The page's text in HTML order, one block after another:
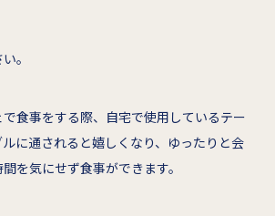
。
食事をする際、自宅で使用しているテー
に通されると嬉しくなり、ゆったりと会
を気にせず食事ができます。